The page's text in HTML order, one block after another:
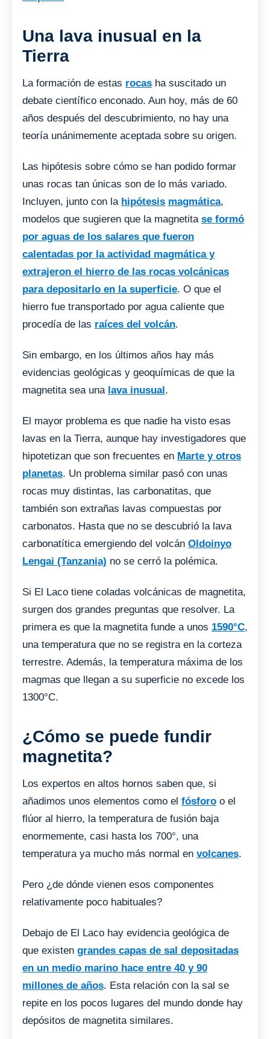
Una lava inusual en la
Tierra
La formación de estas rocas ha suscitado un
debate científico enconado. Aun hoy, más de 60
años después del descubrimiento, no hay una
teoría unánimemente aceptada sobre su origen.
Las hipótesis sobre cómo se han podido formar
unas rocas tan únicas son de lo más variado.
Incluyen, junto con la hipótesis magmática,
modelos que sugieren que la magnetita se formó
por aguas de los salares que fueron
calentadas por la actividad magmática y
extrajeron el hierro de las rocas volcánicas
para depositarlo en la superficie. O que el
hierro fue transportado por agua caliente que
procedía de las raíces del volcán.
Sin embargo, en los últimos años hay más
evidencias geológicas y geoquímicas de que la
magnetita sea una lava inusual .
El mayor problema es que nadie ha visto esas
lavas en la Tierra, aunque hay investigadores que
hipotetizan que son frecuentes en Marte y otros
planetas. Un problema similar pasó con unas
rocas muy distintas, las carbonatitas, que
también son extrañas lavas compuestas por
carbonatos. Hasta que no se descubrió la lava
carbonatítica emergiendo del volcán Oldoinyo
Lengai (Tanzania) no se cerró la polémica.
Si El Laco tiene coladas volcánicas de magnetita,
surgen dos grandes preguntas que resolver. La
primera es que la magnetita funde a unos 1590°C,
una temperatura que no se registra en la corteza
terrestre. Además, la temperatura máxima de los
magmas que llegan a su superficie no excede los
1300°C.
¿Cómo se puede fundir
magnetita?
Los expertos en altos hornos saben que, si
añadimos unos elementos como el fósforo o el
flúor al hierro, la temperatura de fusión baja
enormemente, casi hasta los 700°, una
temperatura ya mucho más normal en volcanes.
Pero ¿de dónde vienen esos componentes
relativamente poco habituales?
Debajo de El Laco hay evidencia geológica de
que existen grandes capas de sal depositadas
en un medio marino hace entre 40 y 90
millones de años. Esta relación con la sal se
repite en los pocos lugares del mundo donde hay
depósitos de magnetita similares.